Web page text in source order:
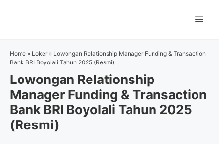
Home » Loker » Lowongan Relationship Manager Funding & Transaction
Bank BRI Boyolali Tahun 2025 (Resmi)
Lowongan Relationship
Manager Funding & Transaction
Bank BRI Boyolali Tahun 2025
(Resmi)